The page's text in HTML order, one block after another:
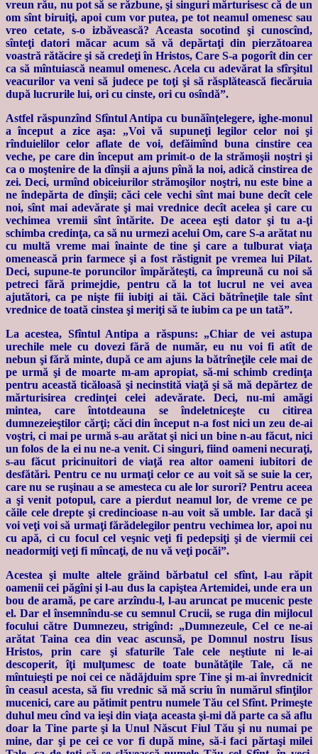
vreun rău, nu pot să se răzbune, şi singuri mărturisesc că de un
om sînt biruiţi, apoi cum vor putea, pe tot neamul omenesc sau
vreo cetate, s-o izbăvească? Aceasta socotind şi cunoscînd,
sînteţi datori măcar acum să vă depărtaţi din pierzătoarea
voastră rătăcire şi să credeţi în Hristos, Care S-a pogorît din cer
ca să mîntuiască neamul omenesc. Acela cu adevărat la sfîrşitul
veacurilor va veni să judece pe toţi şi să răsplătească fiecăruia
după lucrurile lui, ori cu cinste, ori cu osîndă”.
Astfel răspunzînd Sfîntul Antipa cu bunăînţelegere, ighe-monul
a început a zice aşa: „Voi vă supuneţi legilor celor noi şi
rînduielilor celor aflate de voi, defăimînd buna cinstire cea
veche, pe care din început am primit-o de la strămoşii noştri şi
ca o moştenire de la dînşii a ajuns pînă la noi, adică cinstirea de
zei. Deci, urmînd obiceiurilor strămoşilor noştri, nu este bine a
ne îndepărta de dînşii; căci cele vechi sînt mai bune decît cele
noi, sînt mai adevărate şi mai vrednice decît acelea şi care cu
vechimea vremii sînt întărite. De aceea eşti dator şi tu a-ţi
schimba credinţa, ca să nu urmezi acelui Om, care S-a arătat nu
cu multă vreme mai înainte de tine şi care a tulburat viaţa
omenească prin farmece şi a fost răstignit pe vremea lui Pilat.
Deci, supune-te poruncilor împărăteşti, ca împreună cu noi să
petreci fără primejdie, pentru că la tot lucrul ne vei avea
ajutători, ca pe nişte fii iubiţi ai tăi. Căci bătrîneţile tale sînt
vrednice de toată cinstea şi meriţi să te iubim ca pe un tată”.
La acestea, Sfîntul Antipa a răspuns: „Chiar de vei astupa
urechile mele cu dovezi fără de număr, eu nu voi fi atît de
nebun şi fără minte, după ce am ajuns la bătrîneţile cele mai de
pe urmă şi de moarte m-am apropiat, să-mi schimb credinţa
pentru această ticăloasă şi necinstită viaţă şi să mă depărtez de
mărturisirea credinţei celei adevărate. Deci, nu-mi amăgi
mintea, care întotdeauna se îndeletniceşte cu citirea
dumnezeieştilor cărţi; căci din început n-a fost nici un zeu de-ai
voştri, ci mai pe urmă s-au arătat şi nici un bine n-au făcut, nici
un folos de la ei nu ne-a venit. Ci singuri, fiind oameni necuraţi,
s-au făcut pricinuitori de viaţă rea altor oameni iubitori de
desfătări. Pentru ce nu urmaţi celor ce au voit să se suie la cer,
care nu se ruşinau a se amesteca cu ale lor surori? Pentru aceea
a şi venit potopul, care a pierdut neamul lor, de vreme ce pe
căile cele drepte şi credincioase n-au voit să umble. Iar dacă şi
voi veţi voi să urmaţi fărădelegilor pentru vechimea lor, apoi nu
cu apă, ci cu focul cel veşnic veţi fi pedepsiţi şi de viermii cei
neadormiţi veţi fi mîncaţi, de nu vă veţi pocăi”.
Acestea şi multe altele grăind bărbatul cel sfînt, l-au răpit
oamenii cei păgîni şi l-au dus la capiştea Artemidei, unde era un
bou de aramă, pe care arzîndu-l, l-au aruncat pe mucenic peste
el. Dar el însemnîndu-se cu semnul Crucii, se ruga din mijlocul
focului către Dumnezeu, strigînd: „Dumnezeule, Cel ce ne-ai
arătat Taina cea din veac ascunsă, pe Domnul nostru Iisus
Hristos, prin care şi sfaturile Tale cele neştiute ni le-ai
descoperit, îţi mulţumesc de toate bunătăţile Tale, că ne
mîntuieşti pe noi cei ce nădăjduim spre Tine şi m-ai învrednicit
în ceasul acesta, să fiu vrednic să mă scriu în numărul sfinţilor
mucenici, care au pătimit pentru numele Tău cel Sfînt. Primeşte
duhul meu cînd va ieşi din viaţa aceasta şi-mi dă parte ca să aflu
doar la Tine parte şi la Unul Născut Fiul Tău şi nu numai pe
mine, dar şi pe cei ce vor fi după mine, să-i faci părtaşi milei